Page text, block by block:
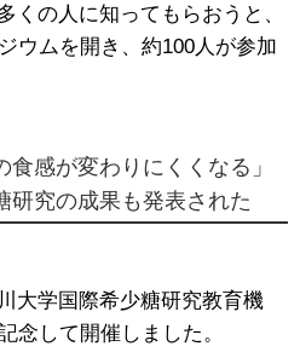
の人に知ってもらおうと、
ウムを開き、約100人が参加
食感が変わりにくくなる」
研究の成果も発表された
大学国際希少糖研究教育機
念して開催しました。